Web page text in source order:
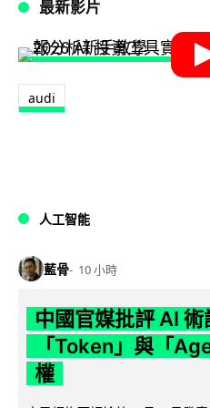
最新影片
audi
人工智能
藍骨 10 小時
中國官媒批評 AI
「Token」與「
權